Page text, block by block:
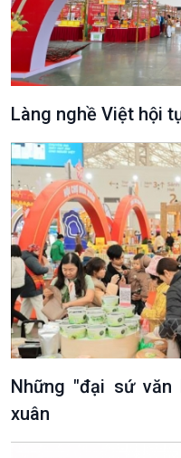
Văn hoá & Du lịch
Tin Văn hoá & Du lịch
Chát với người nổi tiếng
Làng nghề Việt hội
Những "đại sứ văn
xuân